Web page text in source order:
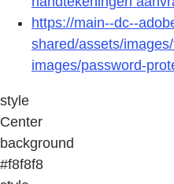
https://main--dc--
shared/assets/
images/password-
style
Center
background
#f8f8f8